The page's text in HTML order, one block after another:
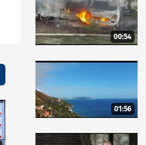
00:54
01:56